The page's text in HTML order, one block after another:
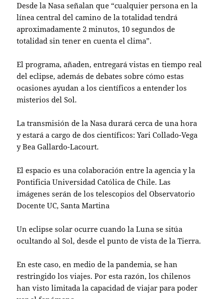
Desde la Nasa señalan que “cualquier persona en la
línea central del camino de la totalidad tendrá
aproximadamente 2 minutos, 10 segundos de
totalidad sin tener en cuenta el clima”.
El programa, añaden, entregará vistas en tiempo real
del eclipse, además de debates sobre cómo estas
ocasiones ayudan a los científicos a entender los
misterios del Sol.
La transmisión de la Nasa durará cerca de una hora
y estará a cargo de dos científicos: Yari Collado-Vega
y Bea Gallardo-Lacourt.
El espacio es una colaboración entre la agencia y la
Pontificia Universidad Católica de Chile. Las
imágenes serán de los telescopios del Observatorio
Docente UC, Santa Martina
Un eclipse solar ocurre cuando la Luna se sitúa
ocultando al Sol, desde el punto de vista de la Tierra.
En este caso, en medio de la pandemia, se han
restringido los viajes. Por esta razón, los chilenos
han visto limitada la capacidad de viajar para poder